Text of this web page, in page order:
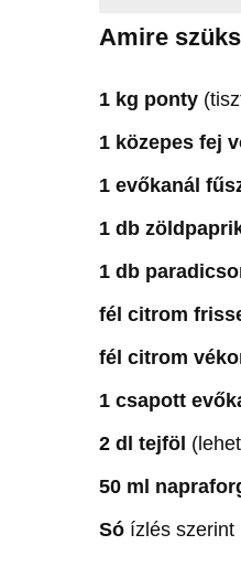
Amire
1 kg ponty
1 közepes fej
1 evőkanál
1 db
1 db
fél citrom
fél citrom
1 csapott
2 dl tejföl
50 ml
Só ízlés szerint